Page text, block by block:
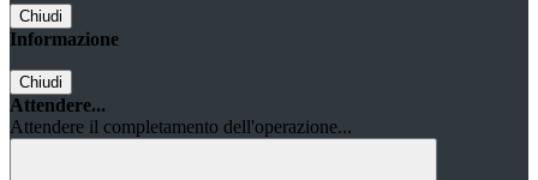
Chiudi
Informazione
Chiudi
Attendere...
Attendere il completamento dell'operazione...